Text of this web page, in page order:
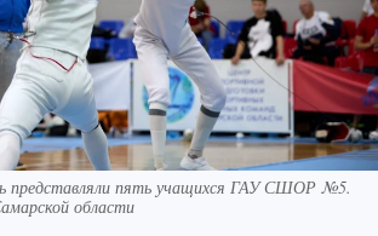
представляли пять учащихся ГАУ СШОР №5.
области